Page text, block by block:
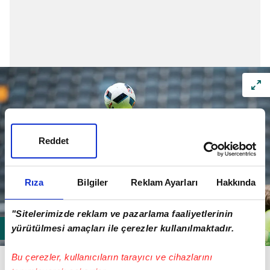
Rıza Bilgiler Reklam Ayarları Hakkında
"Sitelerimizde reklam ve pazarlama faaliyetlerinin
yürütülmesi amaçları ile çerezler kullanılmaktadır.
Bu çerezler, kullanıcıların tarayıcı ve cihazlarını
Reddet
CSKA MOSKOVA'DAN AYRILDI